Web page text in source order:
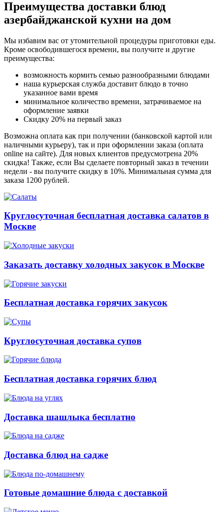
Преимущества доставки блюд
азербайджанской кухни на дом
Мы избавим вас от утомительной процедуры приготовки еды.
Кроме освободившегося времени, вы получите и другие
преимущества:
возможность кормить семью разнообразными блюдами
наша курьерская служба доставит блюдо в точно
указанное вами время
минимальное количество времени, затрачиваемое на
оформление заявки
Скидку 20% на первый заказ
Возможна оплата как при получении (банковской картой или
наличными курьеру), так и при оформлении заказа (оплата
online на сайте). Для новых клиентов предусмотрена 20%
скидка! Также, если Вы сделаете повторный заказ в течении
недели - вы получите скидку в 10%. Минимальная сумма для
заказа 1200 рублей.
Круглосуточная бесплатная доставка салатов в
Москве
Заказать доставку холодных закусок в Москве
Бесплатная доставка горячих закусок
Круглосуточная доставка супов
Бесплатная доставка горячих блюд
Доставка шашлыка бесплатно
Доставка блюд на садже
Готовые домашние блюда с доставкой